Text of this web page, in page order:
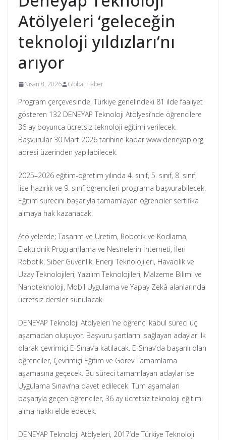
Atölyeleri ‘geleceğin
teknoloji yıldızları’nı
arıyor
Nisan 8, 2026 Global Haber
Program çerçevesinde, Türkiye genelindeki 81 ilde faaliyet
gösteren 132 DENEYAP Teknoloji Atölyesi’nde öğrencilere
36 ay boyunca ücretsiz teknoloji eğitimi verilecek.
Başvurular 30 Mart 2026 tarihine kadar www.deneyap.org
adresi üzerinden yapılabilecek.
2025–2026 eğitim-öğretim yılında 4. sınıf, 5. sınıf, 8. sınıf,
lise hazırlık ve 9. sınıf öğrencileri programa başvurabilecek.
Eğitim sürecini başarıyla tamamlayan öğrenciler sertifika
almaya hak kazanacak.
Atölyelerde; Tasarım ve Üretim, Robotik ve Kodlama,
Elektronik Programlama ve Nesnelerin İnterneti, İleri
Robotik, Siber Güvenlik, Enerji Teknolojileri, Havacılık ve
Uzay Teknolojileri, Yazılım Teknolojileri, Malzeme Bilimi ve
Nanoteknoloji, Mobil Uygulama ve Yapay Zekâ alanlarında
ücretsiz dersler sunulacak.
DENEYAP Teknoloji Atölyeleri ’ne öğrenci kabul süreci üç
aşamadan oluşuyor. Başvuru şartlarını sağlayan adaylar ilk
olarak çevrimiçi E-Sınav’a katılacak. E-Sınav’da başarılı olan
öğrenciler, Çevrimiçi Eğitim ve Görev Tamamlama
aşamasına geçecek. Bu süreci tamamlayan adaylar ise
Uygulama Sınavı’na davet edilecek. Tüm aşamaları
başarıyla geçen öğrenciler, 36 ay ücretsiz teknoloji eğitimi
alma hakkı elde edecek.
DENEYAP Teknoloji Atölyeleri, 2017’de Türkiye Teknoloji